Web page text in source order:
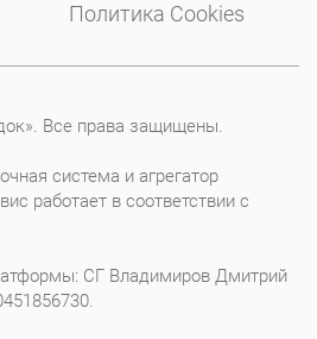
Политика Cookies
Все права защищены.
система и агрегатор
работает в соответствии с
СГ Владимиров Дмитрий